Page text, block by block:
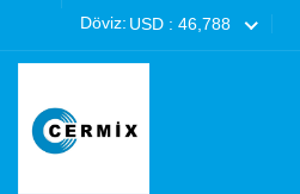
Döviz: USD : 46,788